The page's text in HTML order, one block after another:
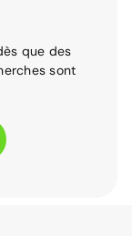
que des
sont